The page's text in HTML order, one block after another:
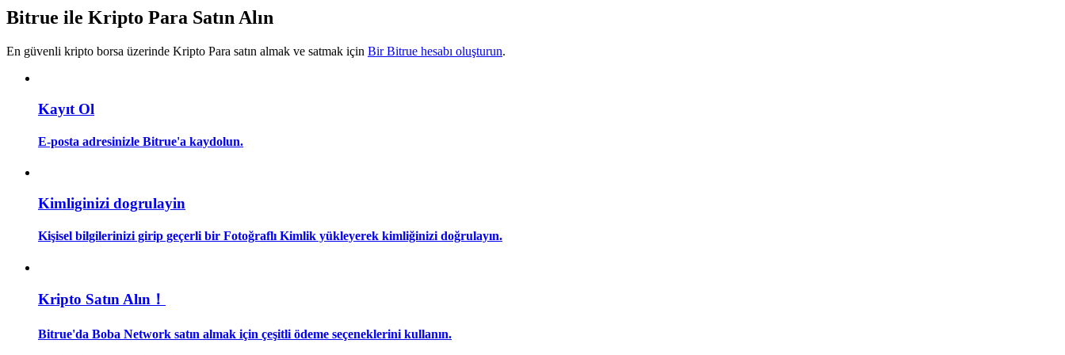
Kopya Tüccarı Olun
Bilgi
Ticaret bilgileri vb. dahil olmak üzere büyük veri analizi.
Bitrue ile Kripto Para Satın Alın
En güvenli kripto borsa üzerinde Kripto Para satın almak ve satmak için Bir Bitrue hesabı oluşturun.
Kayıt Ol
E-posta adresinizle Bitrue'a kaydolun.
Kimliginizi dogrulayin
Kişisel bilgilerinizi girip geçerli bir Fotoğraflı Kimlik yükleyerek kimliğinizi doğrulayın.
Kripto Satın Alın！
Bitrue'da Boba Network satın almak için çeşitli ödeme seçeneklerini kullanın.